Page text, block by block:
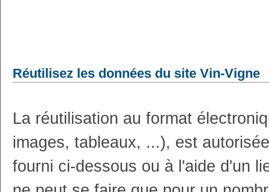
Réutilisez les données du site Vin-Vigne
La réutilisation au format
images, tableaux, ...), est
fourni ci-dessous ou à l'aide d'un